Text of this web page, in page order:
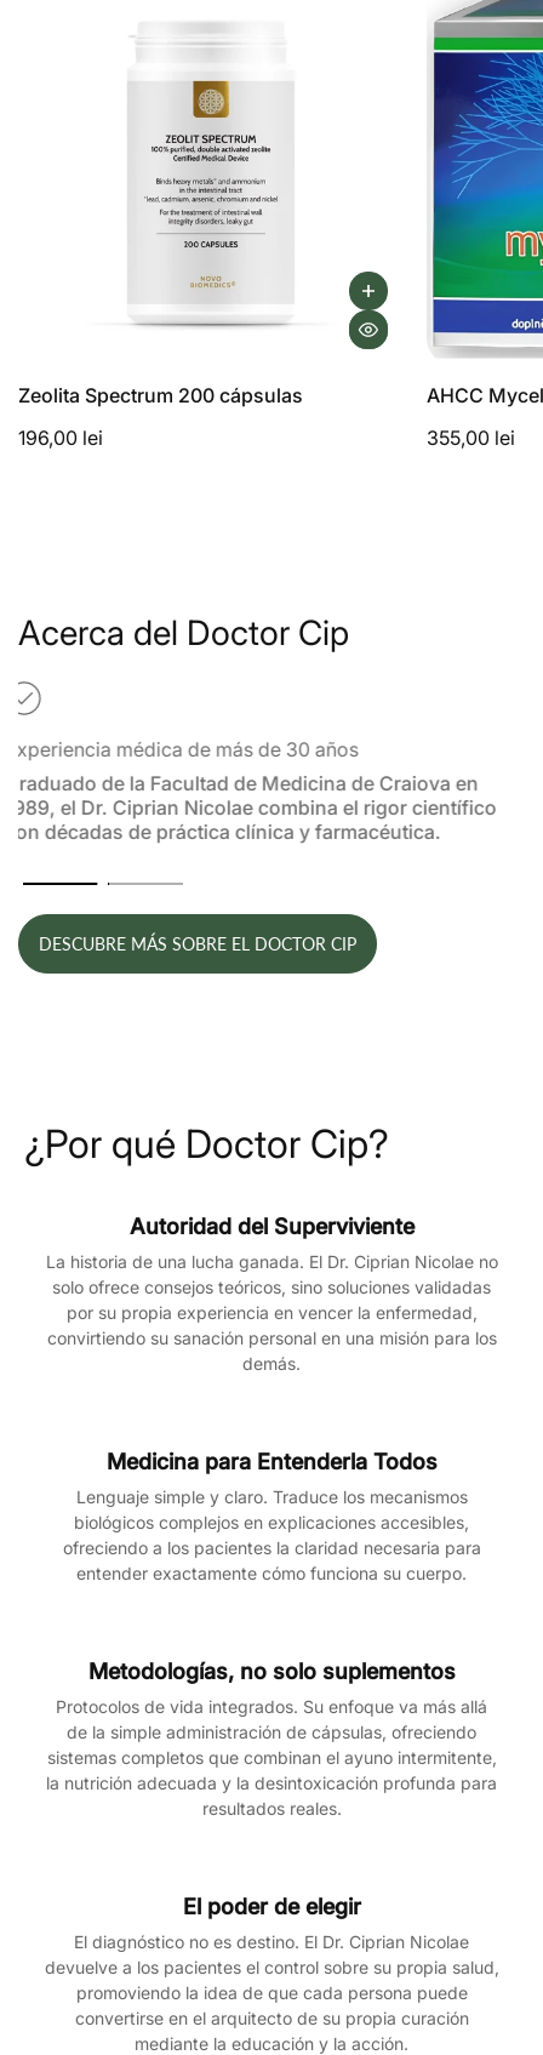
Zeolita Spectrum 200 cápsulas
196,00 lei
AHCC
355,00 lei
Acerca del Doctor Cip
Protocolos validados mediante combate personal
Sus métodos, basados en la sinergia entre la medicina
alopática y la complementaria, han sido probados con
éxito por él y su familia en momentos críticos.
DESCUBRE MÁS SOBRE EL DOCTOR CIP
¿Por qué Doctor Cip?
Autoridad del Superviviente
La historia de una lucha ganada. El Dr. Ciprian Nicolae no
solo ofrece consejos teóricos, sino soluciones validadas
por su propia experiencia en vencer la enfermedad,
convirtiendo su sanación personal en una misión para los
demás.
Medicina para Entenderla Todos
Lenguaje simple y claro. Traduce los mecanismos
biológicos complejos en explicaciones accesibles,
ofreciendo a los pacientes la claridad necesaria para
entender exactamente cómo funciona su cuerpo.
Metodologías, no solo suplementos
Protocolos de vida integrados. Su enfoque va más allá
de la simple administración de cápsulas, ofreciendo
sistemas completos que combinan el ayuno intermitente,
la nutrición adecuada y la desintoxicación profunda para
resultados reales.
El poder de elegir
El diagnóstico no es destino. El Dr. Ciprian Nicolae
devuelve a los pacientes el control sobre su propia salud,
promoviendo la idea de que cada persona puede
convertirse en el arquitecto de su propia curación
mediante la educación y la acción.